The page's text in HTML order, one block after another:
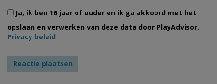
Ja, ik ben 16 jaar of ouder en ik ga akkoord met het
opslaan en verwerken van deze data door PlayAdvisor.
Privacy beleid